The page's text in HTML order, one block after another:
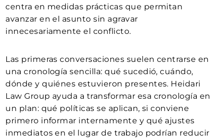
centra en medidas prácticas que permitan
avanzar en el asunto sin agravar
innecesariamente el conflicto.
Las primeras conversaciones suelen centrarse en
una cronología sencilla: qué sucedió, cuándo,
dónde y quiénes estuvieron presentes. Heidari
Law Group ayuda a transformar esa cronología en
un plan: qué políticas se aplican, si conviene
primero informar internamente y qué ajustes
inmediatos en el lugar de trabajo podrían reducir